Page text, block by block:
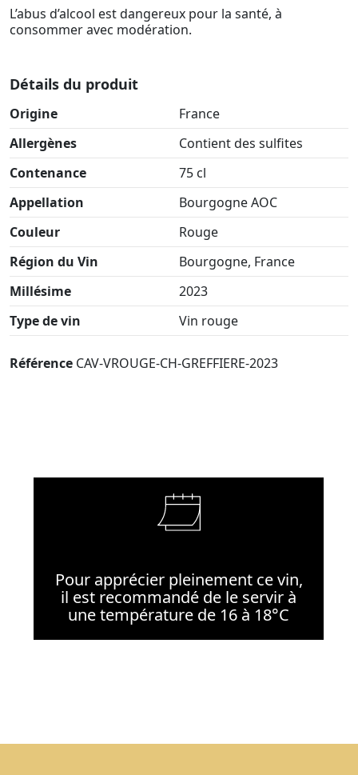
L’abus d’alcool est dangereux pour la santé, à
consommer avec modération.
Détails du produit
Origine
France
Allergènes
Contient des sulfites
Contenance
75 cl
Appellation
Bourgogne AOC
Couleur
Rouge
Région du Vin
Bourgogne, France
Millésime
2023
Type de vin
Vin rouge
Référence CAV-VROUGE-CH-GREFFIERE-2023
Pour apprécier pleinement ce vin,
il est recommandé de le servir à
une température de 16 à 18°C